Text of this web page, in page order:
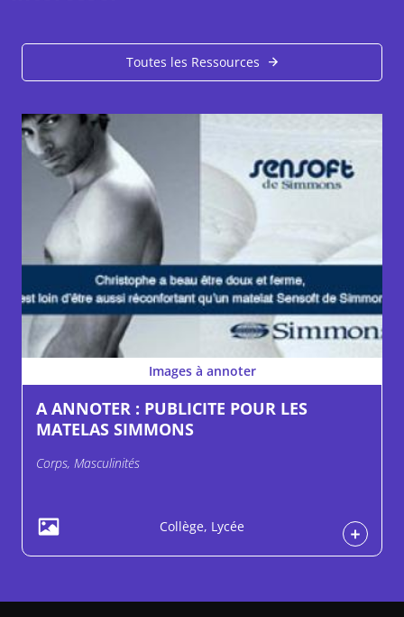
Toutes les Ressources
Images à annoter
A ANNOTER : PUBLICITE POUR LES
MATELAS SIMMONS
Corps, Masculinités
Collège, Lycée